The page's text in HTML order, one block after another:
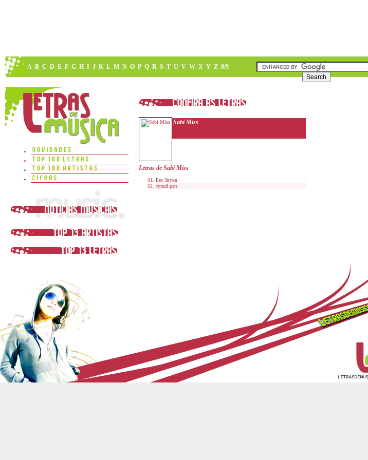
A B C D E F G H I J K L M N O P Q R S T U V W X Y Z 0/9
Sabi Miss
Letras de Sabi Miss
Без Звука
тупой рэп